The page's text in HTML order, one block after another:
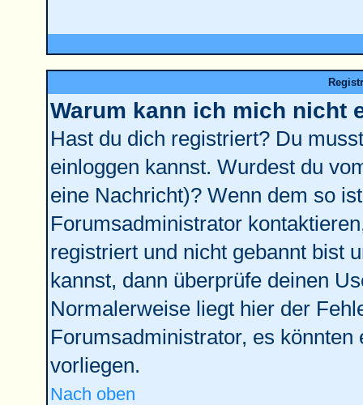
Warum kann ich mich nicht
Hast du dich registriert? Du
einloggen kannst. Wurdest du
eine Nachricht)? Wenn dem so
Forumsadministrator
registriert und nicht gebannt bist
kannst, dann überprüfe deinen
Normalerweise liegt hier der
Forumsadministrator, es
vorliegen.
Nach oben